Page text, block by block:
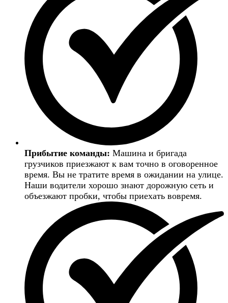
Прибытие команды: Машина и бригада
грузчиков приезжают к вам точно в оговоренное
время. Вы не тратите время в ожидании на улице.
Наши водители хорошо знают дорожную сеть и
объезжают пробки, чтобы приехать вовремя.